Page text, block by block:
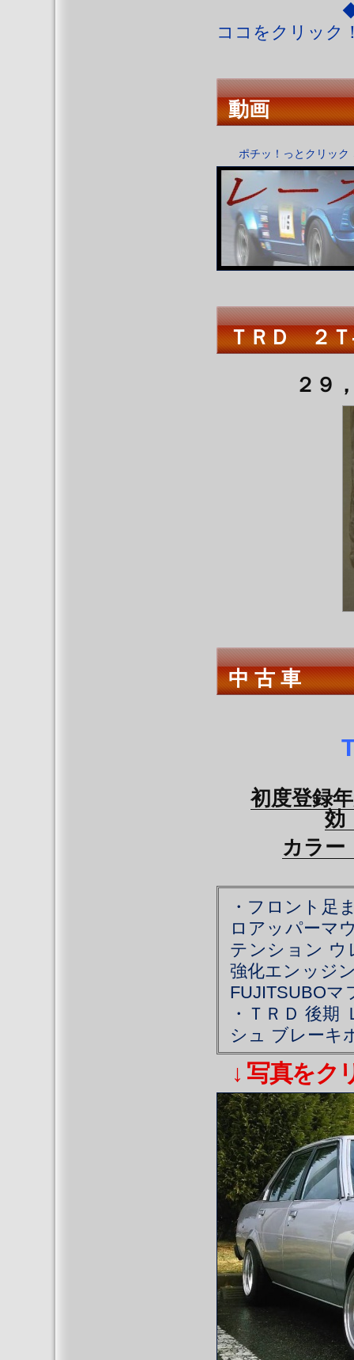
◆◆ ココ
ココをクリッ
動画
ポチッ！っとクリック
ＴＲＤ ２
２９
中 古 車
初度登録
カラ
・フロント
ロアッパー
テンション
強化エンッジ
FUJITSUBO
・ＴＲＤ 後
シュ ブレーキ
↓ 写真をク